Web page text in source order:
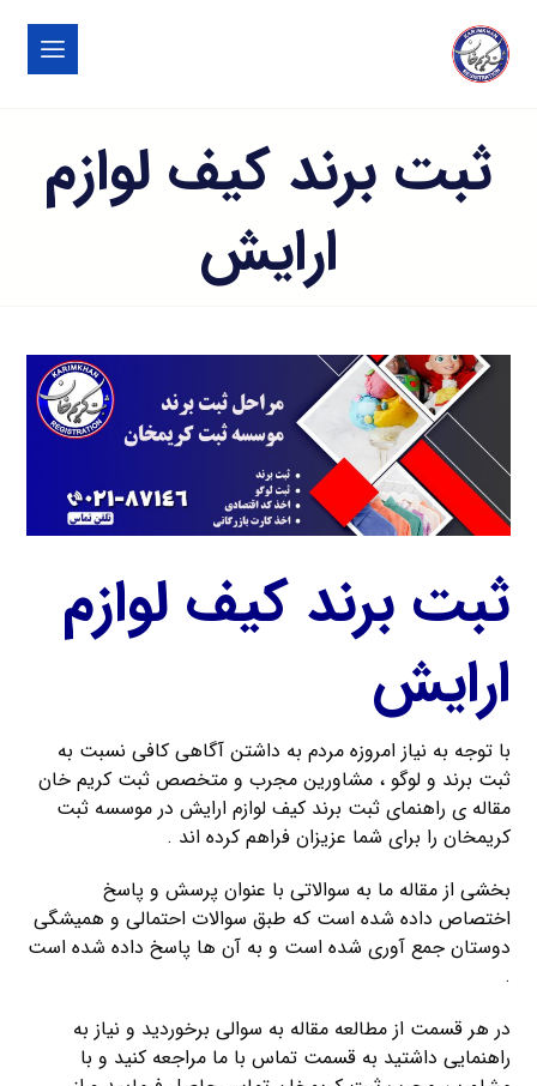
ثبت برند کیف لوازم
ارایش
ثبت برند کیف لوازم
ارایش
با توجه به نیاز امروزه مردم به داشتن آگاهی کافی نسبت به
ثبت برند و لوگو ، مشاورین مجرب و متخصص ثبت کریم خان
مقاله ی راهنمای ثبت برند کیف لوازم ارایش در موسسه ثبت
کریمخان را برای شما عزیزان فراهم کرده اند .
بخشی از مقاله ما به سوالاتی با عنوان پرسش و پاسخ
اختصاص داده شده است که طبق سوالات احتمالی و همیشگی
دوستان جمع آوری شده است و به آن ها پاسخ داده شده است
.
در هر قسمت از مطالعه مقاله به سوالی برخوردید و نیاز به
راهنمایی داشتید به قسمت تماس با ما مراجعه کنید و با